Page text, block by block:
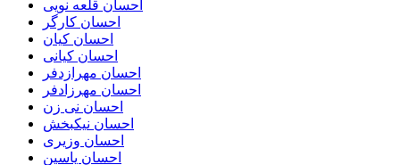
احسان قلعه نویی
احسان کارگر
احسان کیان
احسان کیانی
احسان مهرازدفر
احسان مهرزادفر
احسان نی زن
احسان نیکبخش
احسان وزیری
احسان یاسین